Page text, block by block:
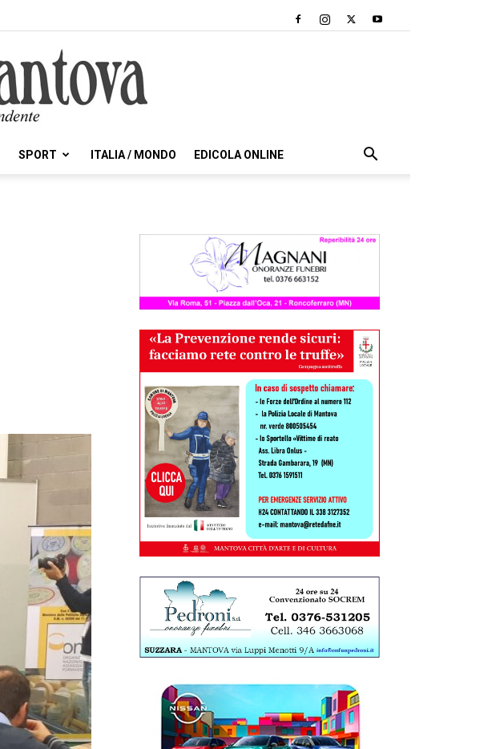
SPORT ITALIA / MONDO EDICOLA ONLINE